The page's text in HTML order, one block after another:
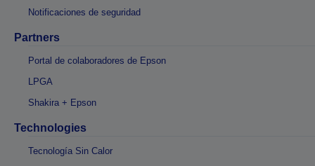
Notificaciones de seguridad
Partners
Portal de colaboradores de Epson
LPGA
Shakira + Epson
Technologies
Tecnología Sin Calor